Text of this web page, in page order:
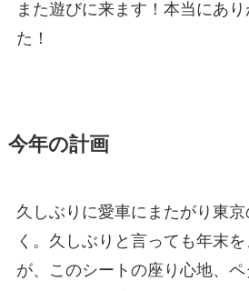
また遊びに来ます！本当にあ
た！
今年の計画
久しぶりに愛車にまたがり東
く。久しぶりと言っても年末
が、このシートの座り心地、